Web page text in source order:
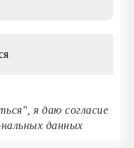
я даю согласие
данных